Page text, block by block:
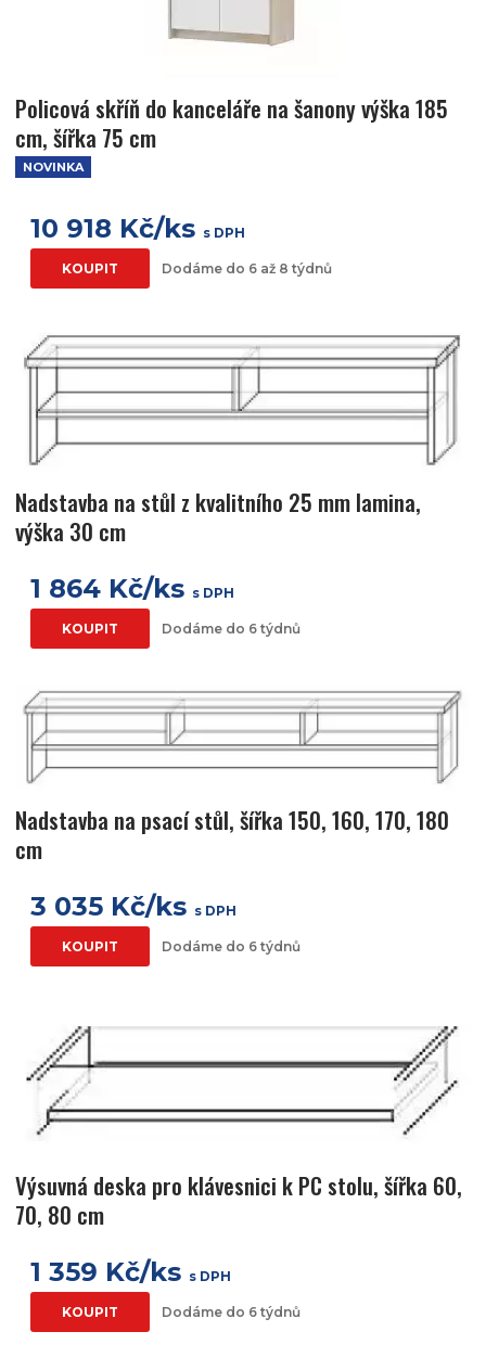
Policová skříň do kanceláře na šanony výška 185
cm, šířka 75 cm
NOVINKA
10 918 Kč/ks s DPH
KOUPIT Dodáme do 6 až 8 týdnů
Nadstavba na stůl z kvalitního 25 mm lamina,
výška 30 cm
1 864 Kč/ks s DPH
KOUPIT Dodáme do 6 týdnů
Nadstavba na psací stůl, šířka 150, 160, 170, 180
cm
3 035 Kč/ks s DPH
KOUPIT Dodáme do 6 týdnů
Výsuvná deska pro klávesnici k PC stolu, šířka 60,
70, 80 cm
1 359 Kč/ks s DPH
KOUPIT Dodáme do 6 týdnů